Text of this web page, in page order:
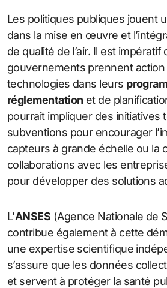
Les politiques publiques jouent
dans la mise en œuvre et
de qualité de l’air. Il est impératif
gouvernements prennent
technologies dans leurs
réglementation et de
pourrait impliquer des initiatives
subventions pour encourager
capteurs à grande échelle ou la
collaborations avec les
pour développer des solutions
L’ANSES (Agence Nationale de
contribue également à cette
une expertise scientifique
s’assure que les données
et servent à protéger la santé